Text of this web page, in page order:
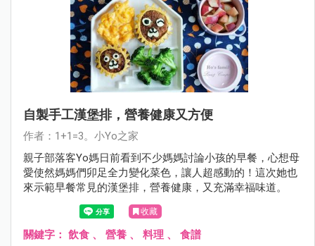
自製手工漢堡排，營養健康又方便
作者：1+1=3。小Yo之家
親子部落客Yo媽日前看到不少媽媽討論小孩的早餐，心想母
愛使然媽媽們卯足全力變化菜色，讓人超感動的！這次她也
來示範早餐常見的漢堡排，營養健康，又充滿幸福味道。
收藏
關鍵字： 飲食 、 營養 、 料理 、 食譜